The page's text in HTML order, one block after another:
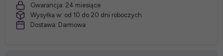
Gwarancja: 24 miesiące
Wysyłka w: od 10 do 20 dni roboczych
Dostawa: Darmowa